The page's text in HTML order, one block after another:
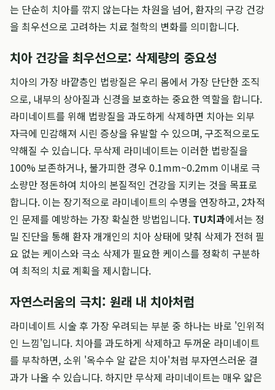
는 단순히 치아를 깎지 않는다는 차원을 넘어, 환자의 구강 건강
을 최우선으로 고려하는 치료 철학의 변화를 의미합니다.
치아 건강을 최우선으로: 삭제량의 중요성
치아의 가장 바깥층인 법랑질은 우리 몸에서 가장 단단한 조직
으로, 내부의 상아질과 신경을 보호하는 중요한 역할을 합니다.
라미네이트를 위해 법랑질을 과도하게 삭제하면 치아는 외부
자극에 민감해져 시린 증상을 유발할 수 있으며, 구조적으로도
약해질 수 있습니다. 무삭제 라미네이트는 이러한 법랑질을
100% 보존하거나, 불가피한 경우 0.1mm~0.2mm 이내로 극
소량만 정돈하여 치아의 본질적인 건강을 지키는 것을 목표로
합니다. 이는 장기적으로 라미네이트의 수명을 연장하고, 2차적
인 문제를 예방하는 가장 확실한 방법입니다. TU치과에서는 정
밀 진단을 통해 환자 개개인의 치아 상태에 맞춰 삭제가 전혀 필
요 없는 케이스와 극소 삭제가 필요한 케이스를 정확히 구분하
여 최적의 치료 계획을 제시합니다.
자연스러움의 극치: 원래 내 치아처럼
라미네이트 시술 후 가장 우려되는 부분 중 하나는 바로 '인위적
인 느낌'입니다. 치아를 과도하게 삭제하고 두꺼운 라미네이트
를 부착하면, 소위 '옥수수 알 같은 치아'처럼 부자연스러운 결
과가 나올 수 있습니다. 하지만 무삭제 라미네이트는 매우 얇은